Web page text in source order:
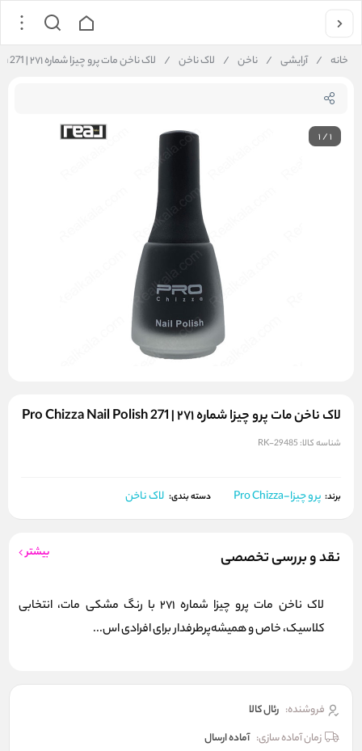
خانه / آرایشی / ناخن / لاک ناخن / لاک ناخن مات پرو چیزا شماره ۲۷۱ | Pro Chizza Nail Polish 271
1/1
لاک ناخن مات پرو چیزا شماره ۲۷۱ | Pro Chizza Nail Polish 271
شناسه کالا: RK-29485
برند: پرو چیزا-Pro Chizza دسته بندی: لاک ناخن
نقد و بررسی تخصصی بیشتر
لاک ناخن مات پرو چیزا شماره 271 با رنگ مشکی مات، انتخابی
کلاسیک، خاص و همیشه‌پرطرفدار برای افرادی اس...
فروشنده: رئال كالا
زمان آماده سازی: آماده ارسال